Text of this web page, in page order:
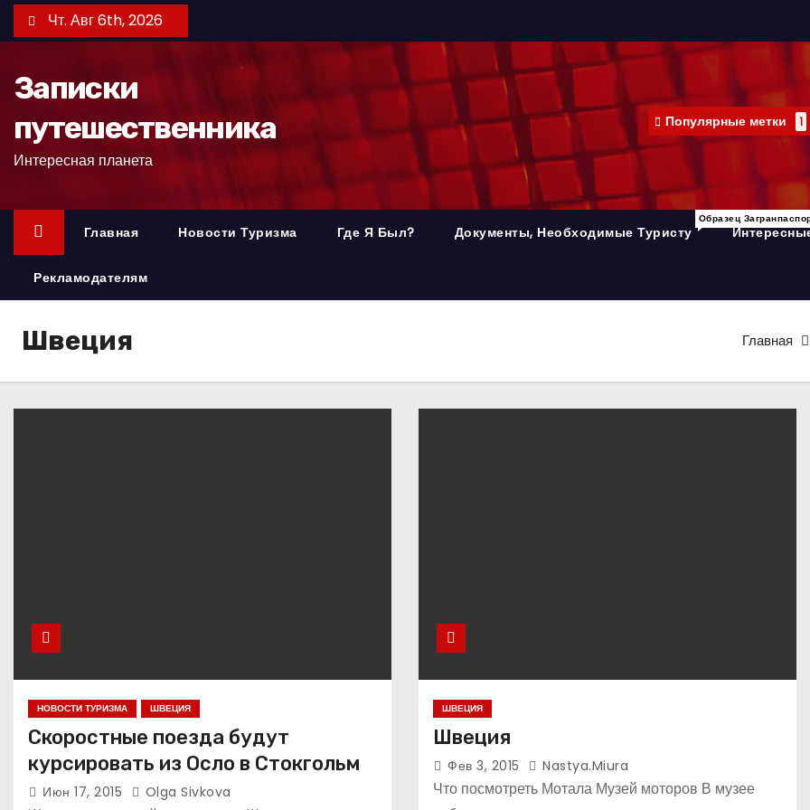
е
с
Чт. Авг 6th, 2026
Записки
путешественника
Интересная планета
Популярные метки 1
Главная Новости Туризма Где Я Был? Документы, Необходимые Туристу
Образец
Рекламодателям
Швеция Главная
НОВОСТИ ТУРИЗМА ШВЕЦИЯ
Скоростные поезда будут
курсировать из Осло в Стокгольм
Июн 17, 2015 Olga Sivkova
ШВЕЦИЯ
Швеция
Фев 3, 2015 Nastya.miura
Что посмотреть Мотала Музей моторов В музее